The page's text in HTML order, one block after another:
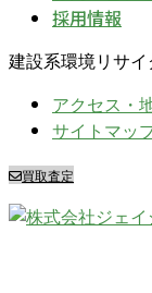
採用情報
建設系環境リサ
アクセス・
サイトマッ
買取査定